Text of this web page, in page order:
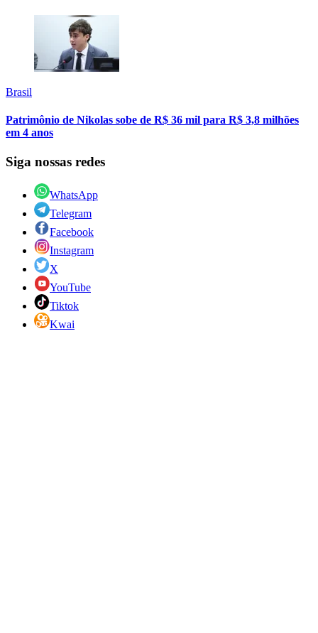
Brasil
Patrimônio de Nikolas sobe de R$ 36 mil para R$ 3,8 milhões
em 4 anos
Siga nossas redes
WhatsApp
Telegram
Facebook
Instagram
X
YouTube
Tiktok
Kwai